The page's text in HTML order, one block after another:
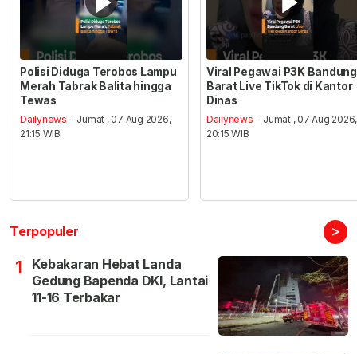
Polisi Diduga Terobos Lampu
Merah Tabrak Balita hingga
Tewas
Dailynews - Jumat , 07 Aug 2026,
21:15 WIB
Viral Pegawai P3K Bandung
Barat Live TikTok di Kantor
Dinas
Dailynews - Jumat , 07 Aug 2026,
20:15 WIB
Terpopuler >
1
Kebakaran Hebat Landa
Gedung Bapenda DKI, Lantai
11-16 Terbakar